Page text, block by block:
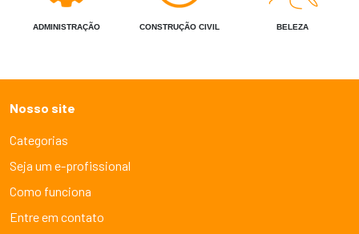
ADMINISTRAÇÃO CONSTRUÇÃO CIVIL BELEZA
Nosso site
Categorias
Seja um e-profissional
Como funciona
Entre em contato